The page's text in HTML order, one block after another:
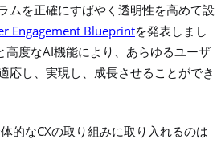
ムを正確にすばやく透明性を高めて設
Engagement Blueprintを発表しまし
高度なAI機能により、あらゆるユーザ
応し、実現し、成長させることができ
的なCXの取り組みに取り入れるのは